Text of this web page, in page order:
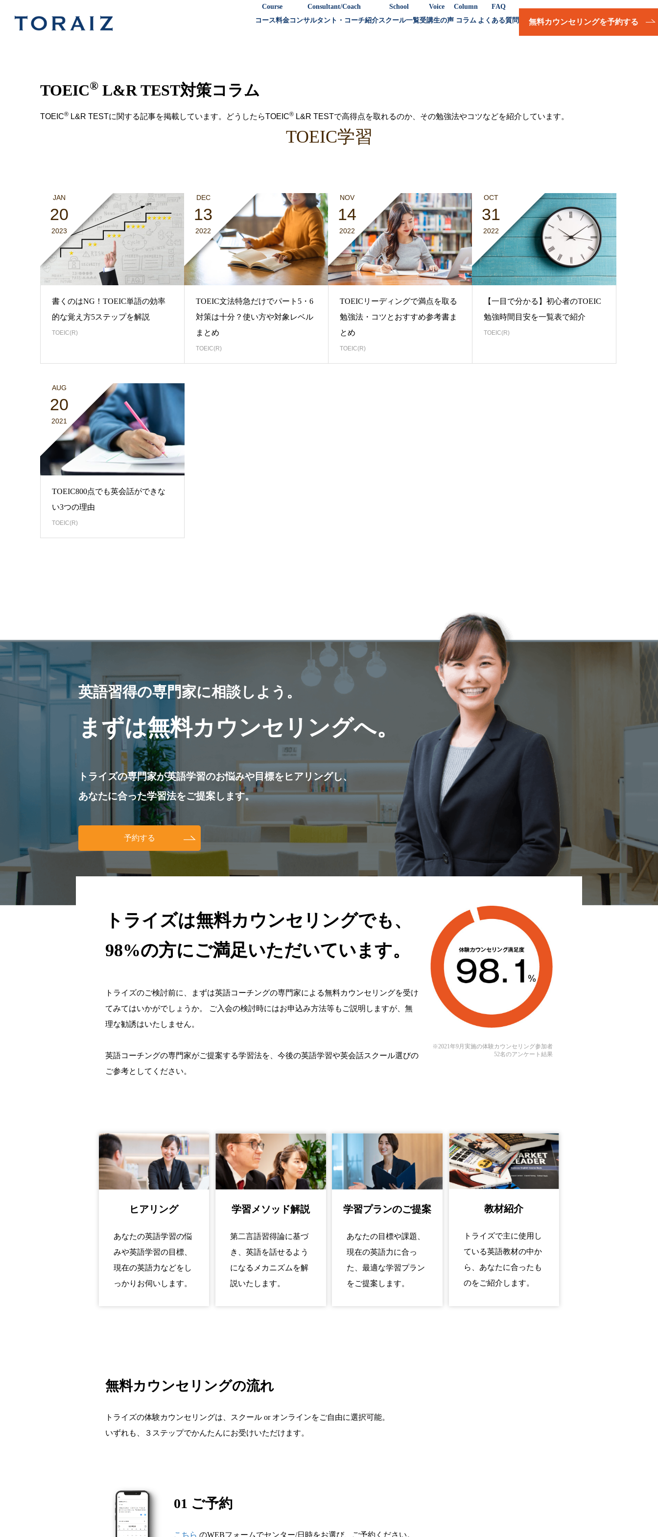
Course
コース料金
Consultant/Coach
コンサルタント・コーチ紹介
School
スクール一覧
Voice
受講生の声
Column
コラム
FAQ
よくある質問
無料カウンセリングを予約する
TOEIC® L&R TEST対策コラム
TOEIC® L&R TESTに関する記事を掲載しています。どうしたらTOEIC® L&R TESTで高得点を取れるのか、その勉強法やコツなどを紹介しています。
TOEIC学習
JAN
20
2023
書くのはNG！TOEIC単語の効率
的な覚え方5ステップを解説
TOEIC(R)
DEC
13
2022
TOEIC文法特急だけでパート5・6
対策は十分？使い方や対象レベル
まとめ
TOEIC(R)
NOV
14
2022
TOEICリーディングで満点を取る
勉強法・コツとおすすめ参考書ま
とめ
TOEIC(R)
OCT
31
2022
【一目で分かる】初心者のTOEIC
勉強時間目安を一覧表で紹介
TOEIC(R)
AUG
20
2021
TOEIC800点でも英会話ができな
い3つの理由
TOEIC(R)
英語習得の専門家に相談しよう。
まずは無料カウンセリングへ。
トライズの専門家が英語学習のお悩みや目標をヒアリングし、
あなたに合った学習法をご提案します。
予約する
トライズは無料カウンセリングでも、
98%の方にご満足いただいています。
トライズのご検討前に、まずは英語コーチングの専門家による無料カウンセリングを受け
てみてはいかがでしょうか。 ご入会の検討時にはお申込み方法等もご説明しますが、無
理な勧誘はいたしません。
英語コーチングの専門家がご提案する学習法を、今後の英語学習や英会話スクール選びの
ご参考としてください。
※2021年9月実施の体験カウンセリング参加者
52名のアンケート結果
ヒアリング
あなたの英語学習の悩
みや英語学習の目標、
現在の英語力などをし
っかりお伺いします。
学習メソッド解説
第二言語習得論に基づ
き、英語を話せるよう
になるメカニズムを解
説いたします。
学習プランのご提案
あなたの目標や課題、
現在の英語力に合っ
た、最適な学習プラン
をご提案します。
教材紹介
トライズで主に使用し
ている英語教材の中か
ら、あなたに合ったも
のをご紹介します。
無料カウンセリングの流れ
トライズの体験カウンセリングは、スクール or オンラインをご自由に選択可能。
いずれも、３ステップでかんたんにお受けいただけます。
01 ご予約
こちら のWEBフォームでセンター/日時をお選び、ご予約ください。